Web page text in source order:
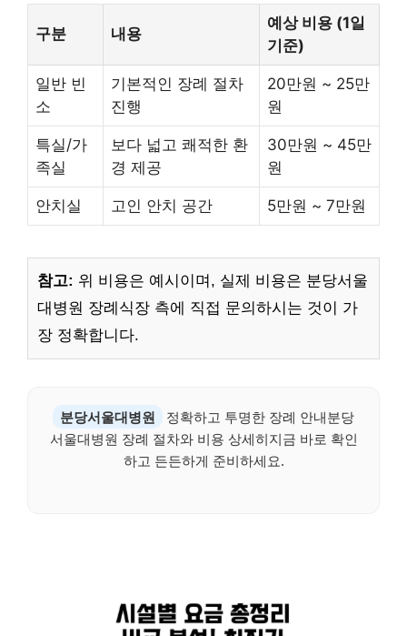
구분 내용
예상 비용 (1일
기준)
일반 빈
소
기본적인 장례 절차
진행
20만원 ~ 25만
원
특실/가
족실
보다 넓고 쾌적한 환
경 제공
30만원 ~ 45만
원
안치실 고인 안치 공간 5만원 ~ 7만원
참고: 위 비용은 예시이며, 실제 비용은 분당서울
대병원 장례식장 측에 직접 문의하시는 것이 가
장 정확합니다.
분당서울대병원
정확하고 투명한 장례 안내분당
서울대병원 장례 절차와 비용 상세히지금 바로 확인
하고 든든하게 준비하세요.